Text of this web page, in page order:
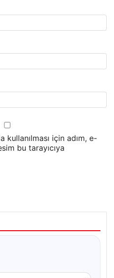
kullanılması için adım, e-
bu tarayıcıya